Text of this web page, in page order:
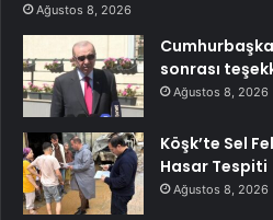
Ağustos 8, 2026
sonrası
Ağustos 8, 2026
Köşk’te Sel
Hasar Tespiti
Ağustos 8, 2026